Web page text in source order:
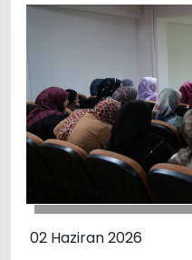
02 Haziran 2026